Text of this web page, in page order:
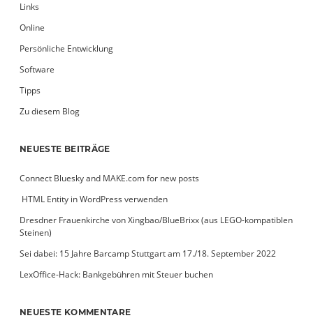
Links
Online
Persönliche Entwicklung
Software
Tipps
Zu diesem Blog
NEUESTE BEITRÄGE
Connect Bluesky and MAKE.com for new posts
­ HTML Entity in WordPress verwenden
Dresdner Frauenkirche von Xingbao/BlueBrixx (aus LEGO-kompatiblen
Steinen)
Sei dabei: 15 Jahre Barcamp Stuttgart am 17./18. September 2022
LexOffice-Hack: Bankgebühren mit Steuer buchen
NEUESTE KOMMENTARE